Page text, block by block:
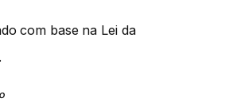
com base na Lei da